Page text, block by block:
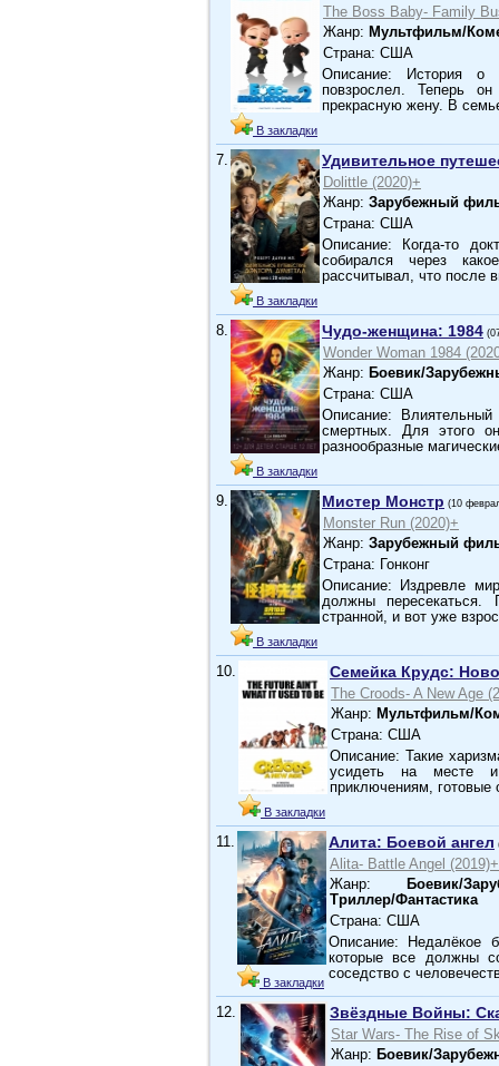
В закладки
The Boss Baby- Family
Жанр: Мультфильм/
Страна: США
Описание: История о
повзрослел. Теперь
прекрасную жену. В
7.
В закладки
Удивительное
Dolittle (2020)+
Жанр: Зарубежный
Страна: США
Описание: Когда-то
собирался через
рассчитывал, что после
8.
В закладки
Чудо-женщина: 1984
Wonder Woman 1984
Жанр: Боевик/
Страна: США
Описание:
смертных. Для этого
разнообразные
9.
В закладки
Мистер Монстр (10
Monster Run (2020)+
Жанр: Зарубежный
Страна: Гонконг
Описание: Издревле
должны пересекаться.
странной, и вот уже
10.
В закладки
Семейка Крудс:
The Croods- A New Age
Жанр: Мультфильм/
Страна: США
Описание: Такие
усидеть на месте и
приключениям, готовые
11.
В закладки
Алита: Боевой ангел
Alita- Battle Angel (2019)+
Жанр: Боевик/
Триллер/Фантастика
Страна: США
Описание: Недалёкое
которые все должны
соседство с
12. Звёздные Войны:
Star Wars- The Rise of
Жанр: Боевик/